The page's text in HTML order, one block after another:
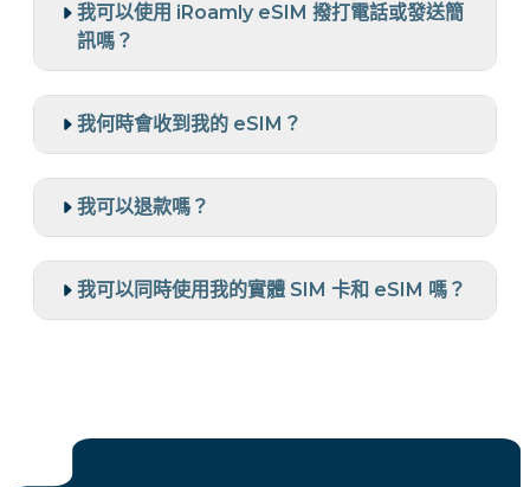
我可以使用 iRoamly eSIM 撥打電話或發送簡
訊嗎？
我何時會收到我的 eSIM？
我可以退款嗎？
我可以同時使用我的實體 SIM 卡和 eSIM 嗎？